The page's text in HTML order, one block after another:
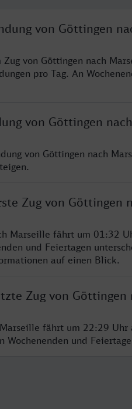
von Göttingen
von Göttingen nach
pro Tag. An
von Göttingen
von Göttingen nach
Zug von Göttingen
Marseille fährt um 01:32
und Feiertagen
auf einen Blick.
Zug von Göttingen
fährt um 22:29
Wochenenden und